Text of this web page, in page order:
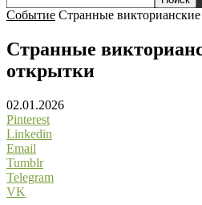
Событие Странные
Странные
открытки
02.01.2026
Pinterest
Linkedin
Email
Tumblr
Telegram
VK